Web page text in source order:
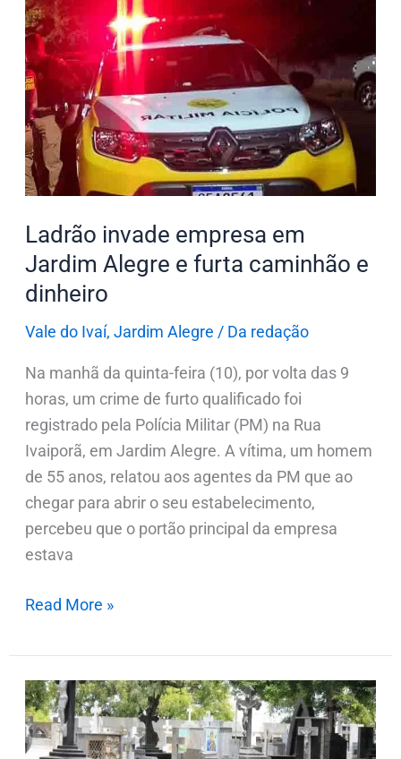
Ladrão invade empresa em
Jardim Alegre e furta caminhão e
dinheiro
Vale do Ivaí, Jardim Alegre / Da redação
Na manhã da quinta-feira (10), por volta das 9
horas, um crime de furto qualificado foi
registrado pela Polícia Militar (PM) na Rua
Ivaiporã, em Jardim Alegre. A vítima, um homem
de 55 anos, relatou aos agentes da PM que ao
chegar para abrir o seu estabelecimento,
percebeu que o portão principal da empresa
estava
invade
empresa
em
Jardim
Alegre
e
furta
caminhão
e
Read More »
Notas
de
falecimentos